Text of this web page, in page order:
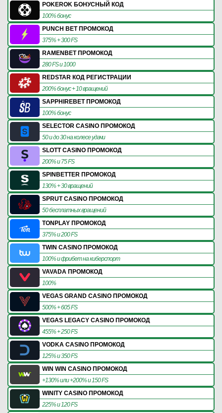
POKEROK БОНУСНЫЙ КОД
100% бонус
PUNCH BET ПРОМОКОД
375% + 300 FS
RAMENBET ПРОМОКОД
280 FS и 1000
REDSTAR КОД РЕГИСТРАЦИИ
200% бонус + 10 вращений
SAPPHIREBET ПРОМОКОД
100% бонус
SELECTOR CASINO ПРОМОКОД
50 и до 30 на колесе удачи
SLOTT CASINO ПРОМОКОД
200% и 75 FS
SPINBETTER ПРОМОКОД
130% + 30 вращений
SPRUT CASINO ПРОМОКОД
50 бесплатных вращений
TONPLAY ПРОМОКОД
375% и 200 FS
TWIN CASINO ПРОМОКОД
100% и фрибет на киберспорт
VAVADA ПРОМОКОД
100%
VEGAS GRAND CASINO ПРОМОКОД
500% + 605 FS
VEGAS LEGACY CASINO ПРОМОКОД
455% + 250 FS
VODKA CASINO ПРОМОКОД
125% и 350 FS
WIN WIN CASINO ПРОМОКОД
+130% или +200% и 150 FS
WINITY CASINO ПРОМОКОД
225% и 120 FS